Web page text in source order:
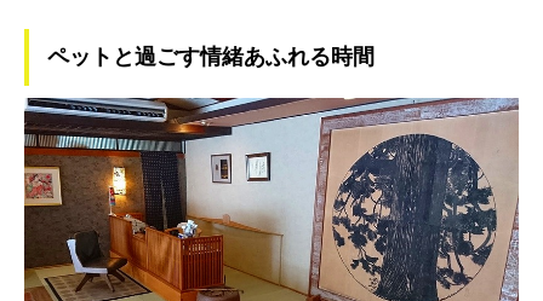
ペットと過ごす情緒あふれる時間